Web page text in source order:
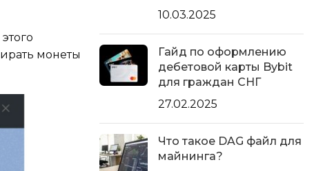
монеты
10.03.2025
Гайд по оформлению
дебетовой карты Bybit
для граждан СНГ
27.02.2025
Что такое DAG файл для
майнинга?